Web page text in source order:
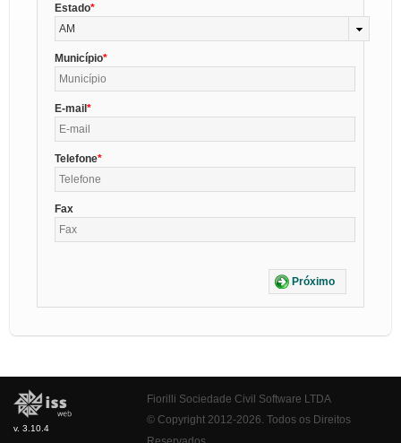
Estado
AM
Município
E-mail
Telefone
Fax
Próximo
v. 3.10.4
Fiorilli Sociedade Civil Software LTDA
© Copyright 2012-2026. Todos os Direitos